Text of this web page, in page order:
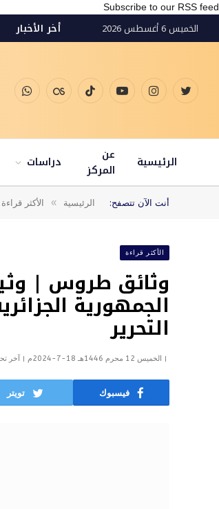
Subscribe to our RSS feed
الخميس 6 أغسطس 2026 أخر الأخبار
تويتر الانستغراميوتيوب تيكتوك Last.fmواتساب
الرئيسية
عن
المركز
دراسات
أنت الآن تتصفح: الرئيسية » الأكثر قراءة
الأكثر قراءة
وثائق طروس |
الجمهورية
التحرير
الخميس 12 محرم 1446هـ 18-7-2024م آخر
فيسبوك تويتر